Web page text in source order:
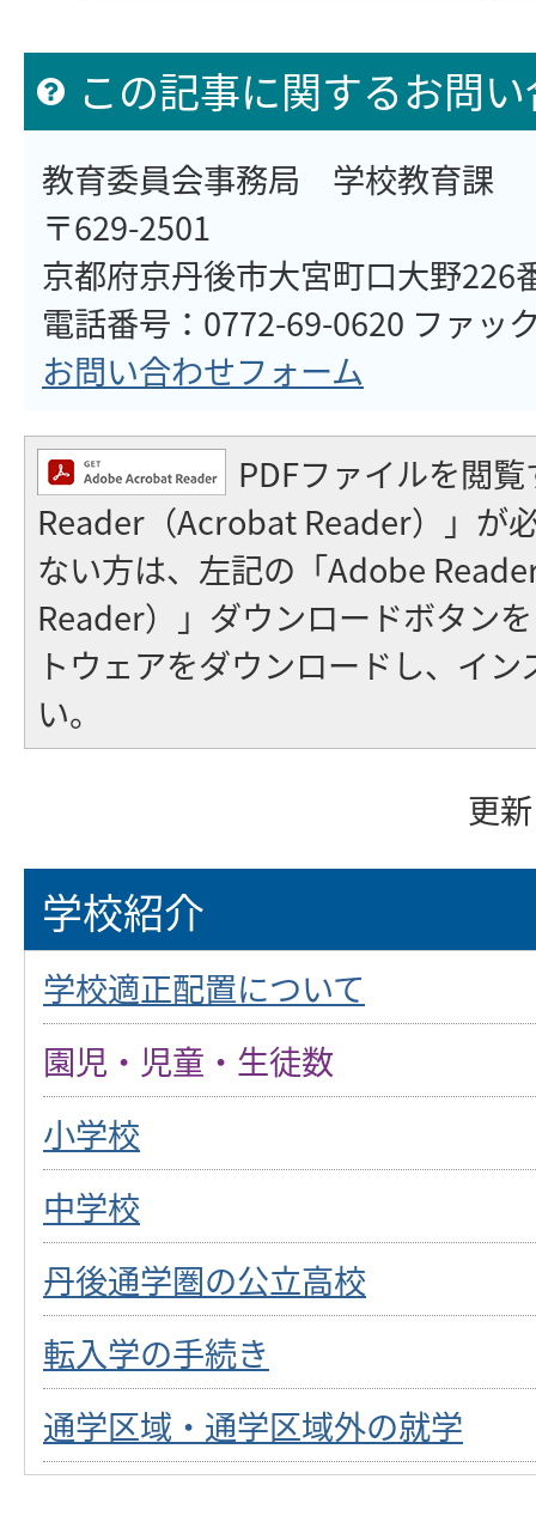
この記事に関するお問
教育委員会事務局 学校教育課
〒629-2501
京都府京丹後市大宮町口大野226
電話番号：0772-69-0620 ファッ
お問い合わせフォーム
PDFファイルを閲
Reader（Acrobat Reader）」が
ない方は、左記の「Adobe
Reader）」ダウンロードボタン
トウェアをダウンロードし、イ
い。
更
学校紹介
学校適正配置について
園児・児童・生徒数
小学校
中学校
丹後通学圏の公立高校
転入学の手続き
通学区域・通学区域外の就学